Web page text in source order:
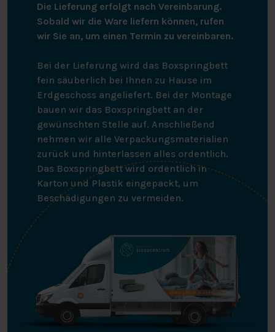
gleichzeitig tun! Der Topper ist etwa 8 cm dick.
NEU: DER 3D-SILVER-
MATRATZENBEZUG
Dieser Topper wurde kürzlich mit einem brandneuen
Matratzenbezug geliefert: dem 3D Silver
Matratzenbezug. Dieser Bezug ist mit Silberfäden
versteppt und aus langlebigen Materialien hergestellt.
Diese Silberfäden fördern die Durchblutung Ihres
Körpers, auch in kalten Winternächten. Sie bewirken
nämlich, dass Sie bei Kälte weniger Körperwärme
verlieren, so dass sich Ihre Kapillaren weniger
verengen. Und da verengte Kapillaren den Blutfluss
behindern, ist es sehr wertvoll, dass der
Matratzenbezug dies verhindern kann!
Darüber hinaus ist der Matratzenbezug auch
antibakteriell, staubmilbenhemmend und
antiallergisch. Das Silbergarn macht den
Matratzenbezug noch widerstandsfähiger gegen
Bakterien. Dieser Matratzenbezug ist also nicht nur gut
Die Lieferung erfolgt nach Vereinbarung.
Sobald wir die Ware liefern können, rufen
wir Sie an, um einen Termin zu vereinbaren.
Bei der Lieferung wird das Boxspringbett
fein säuberlich bei Ihnen zu Hause im
Erdgeschoss angeliefert. Bei der Montage
bauen wir das Boxspringbett an der
gewünschten Stelle auf. Anschließend
nehmen wir alle Verpackungsmaterialien
zurück und hinterlassen alles ordentlich.
Das Boxspringbett wird ordentlich in
Karton und Plastik eingepackt, um
Beschädigungen zu vermeiden.